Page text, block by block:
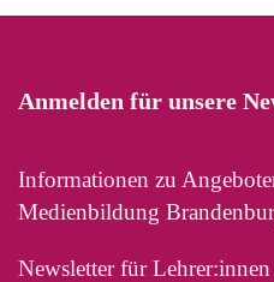
Anmelden für unsere
Informationen zu
Medienbildung
Newsletter für